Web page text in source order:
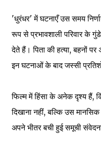
'धुरंधर' में घटनाएँ उस समय
रूप से प्रभावशाली परिवार के
देते हैं। पिता की हत्या, बहनों
इन घटनाओं के बाद जस्सी
फिल्म में हिंसा के अनेक दृश्य हैं,
दिखाना नहीं, बल्कि उस
अपने भीतर बची हुई समूची